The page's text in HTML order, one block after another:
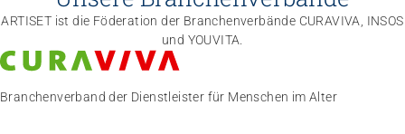
ARTISET ist die Föderation der Branchenverbände CURAVIVA, INSOS
und YOUVITA.
Branchenverband der Dienstleister für Menschen im Alter